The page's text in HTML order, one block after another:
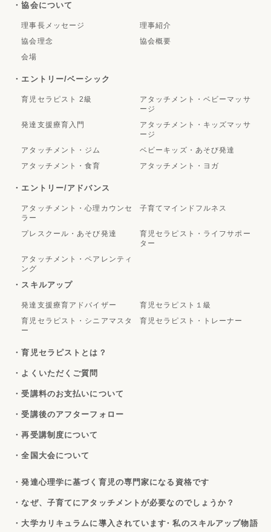
・協会について
理事長メッセージ
理事紹介
協会理念
協会概要
会場
・エントリー/ベーシック
育児セラピスト 2級
アタッチメント・ベビーマッサ
ージ
発達支援療育入門
アタッチメント・キッズマッサ
ージ
アタッチメント・ジム
ベビーキッズ・あそび発達
アタッチメント・食育
アタッチメント・ヨガ
・エントリー/アドバンス
アタッチメント・心理カウンセ
ラー
子育てマインドフルネス
プレスクール・あそび発達
育児セラピスト・ライフサポー
ター
アタッチメント・ペアレンティ
ング
・スキルアップ
発達支援療育アドバイザー
育児セラピスト１級
育児セラピスト・シニアマスタ
ー
育児セラピスト・トレーナー
・育児セラピストとは？
・よくいただくご質問
・受講料のお支払いについて
・受講後のアフターフォロー
・再受講制度について
・全国大会について
・発達心理学に基づく育児の専門家になる資格です
・なぜ、子育てにアタッチメントが必要なのでしょうか？
・大学カリキュラムに導入されています・私のスキルアップ物語